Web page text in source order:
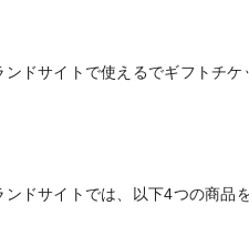
ドサイトで使えるでギフトチケ
ドサイトでは、以下4つの商品